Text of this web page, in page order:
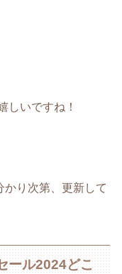
しいですね！
かり次第、更新して
ール2024どこ